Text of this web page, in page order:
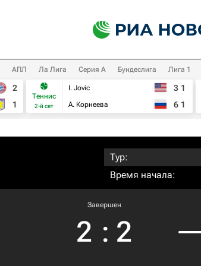
АПЛ Ла Лига Серия А Бундеслига Лига 1
2
1
Теннис
2-й сет
I. Jovic
А. Корнеева
3 1
6 1
Тур:
Время начала:
Завершен
2 : 2